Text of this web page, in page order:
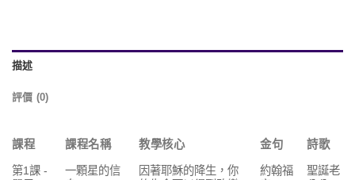
描述
評價 (0)
課程 課程名稱 教學核心 金句 詩歌
第1課 -
一顆星的信
因著耶穌的降生，你
約翰福
聖誕老